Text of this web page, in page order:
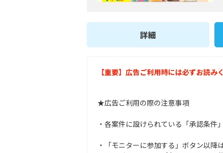
詳細
【重要】広告ご利用時には必ずお読み
★広告ご利用の際の注意事項
・各案件に設けられている「承認条件
・「モニターに参加する」ボタン以降